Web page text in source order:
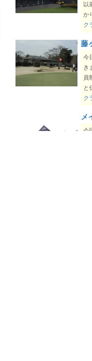
2026-07-03
太平洋
太平洋
真名CC
2026-06-26
鶴舞CC
2026-06-26
日本CC
2026-06-26
CCグリ
ン期間
2026-06-26
白河高
について
上総富
以
か
ク
藤
今
き
員
と
ク
メ
今